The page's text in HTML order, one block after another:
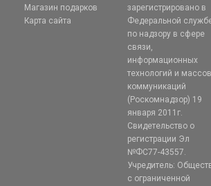
Магазин подарков
Карта сайта
зарегистрировано в
Федеральной
по надзору в сфере
связи,
информационных
технологий и
коммуникаций
(Роскомнадзор) 19
января 2011г.
Свидетельство о
регистрации Эл
№ФС77-43557.
Учредитель:
с ограниченной